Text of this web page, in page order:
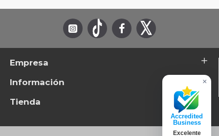
Empresa
Información
Tienda
×
Accredited
Business
Excelente